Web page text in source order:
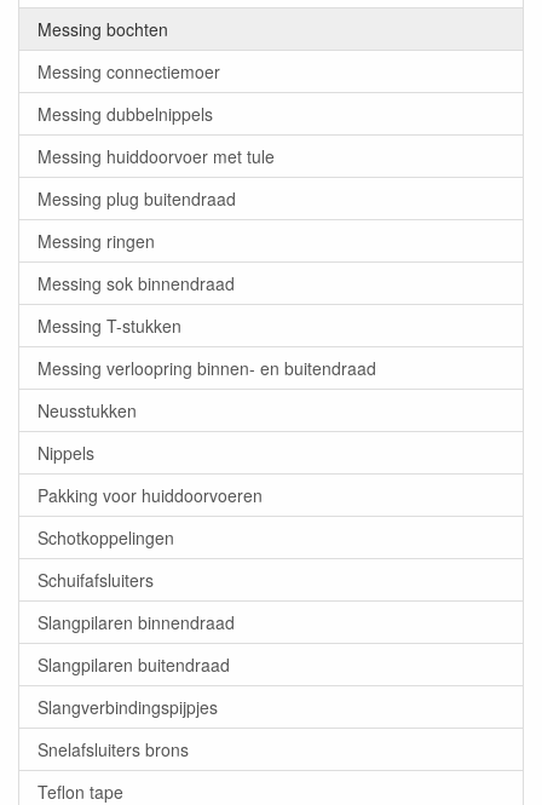
Messing bochten
Messing connectiemoer
Messing dubbelnippels
Messing huiddoorvoer met tule
Messing plug buitendraad
Messing ringen
Messing sok binnendraad
Messing T-stukken
Messing verloopring binnen- en buitendraad
Neusstukken
Nippels
Pakking voor huiddoorvoeren
Schotkoppelingen
Schuifafsluiters
Slangpilaren binnendraad
Slangpilaren buitendraad
Slangverbindingspijpjes
Snelafsluiters brons
Teflon tape